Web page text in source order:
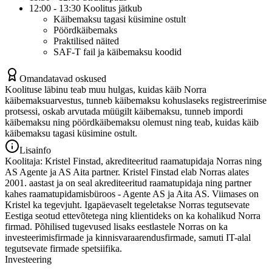
12:00 - 13:30 Koolitus jätkub
Käibemaksu tagasi küsimine ostult
Pöördkäibemaks
Praktilised näited
SAF-T fail ja käibemaksu koodid
Omandatavad oskused
Koolituse läbinu teab muu hulgas, kuidas käib Norra
käibemaksuarvestus, tunneb käibemaksu kohuslaseks registreerimise
protsessi, oskab arvutada müügilt käibemaksu, tunneb impordi
käibemaksu ning pöördkäibemaksu olemust ning teab, kuidas käib
käibemaksu tagasi küsimine ostult.
Lisainfo
Koolitaja: Kristel Finstad, akrediteeritud raamatupidaja Norras ning
AS Agente ja AS Aita partner. Kristel Finstad elab Norras alates
2001. aastast ja on seal akrediteeritud raamatupidaja ning partner
kahes raamatupidamisbüroos - Agente AS ja Aita AS. Viimases on
Kristel ka tegevjuht. Igapäevaselt tegeletakse Norras tegutsevate
Eestiga seotud ettevõtetega ning klientideks on ka kohalikud Norra
firmad. Põhilised tugevused lisaks eestlastele Norras on ka
investeerimisfirmade ja kinnisvaraarendusfirmade, samuti IT-alal
tegutsevate firmade spetsiifika.
Investeering